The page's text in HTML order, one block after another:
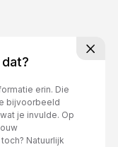
erin. Die
bijvoorbeeld
je invulde. Op
Natuurlijk